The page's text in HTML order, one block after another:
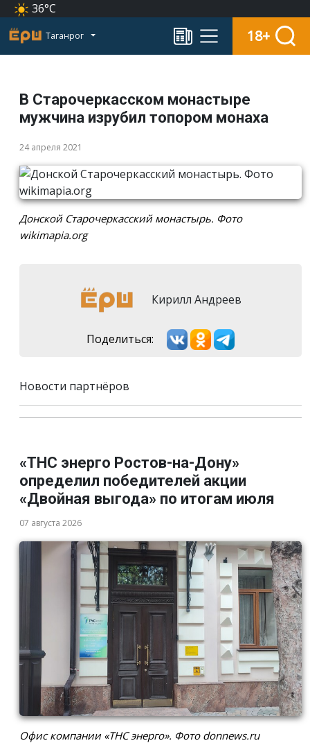
36°C
Таганрог 18+
В Старочеркасском монастыре
мужчина изрубил топором монаха
24 апреля 2021
Донской Старочеркасский монастырь. Фото
wikimapia.org
Кирилл Андреев
Поделиться:
Новости партнёров
«ТНС энерго Ростов-на-Дону»
определил победителей акции
«Двойная выгода» по итогам июля
07 августа 2026
Офис компании «ТНС энерго». Фото donnews.ru